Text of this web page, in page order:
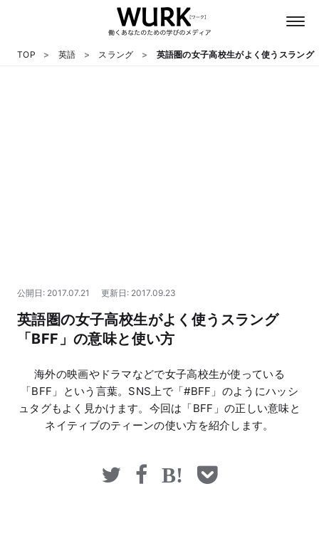
マネー
TOP 英語 スラング 英語圏の女子高校生がよく使うスラング
公開日: 2017.07.21 更新日: 2017.09.23
英語圏の女子高校生がよく使うスラング
「BFF」の意味と使い方
海外の映画やドラマなどで女子高校生が使っている
「BFF」という言葉。SNS上で「#BFF」のようにハッシ
ュタグもよく見かけます。今回は「BFF」の正しい意味と
ネイティブのティーンの使い方を紹介します。